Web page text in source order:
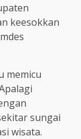
keesokkan
memicu
sungai
wisata.